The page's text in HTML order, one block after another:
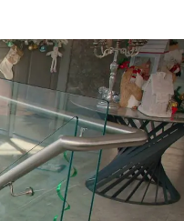
discusión termina
y se golpea
en el suelo.
del brazo,
confiesa la novia de
le aconseja que